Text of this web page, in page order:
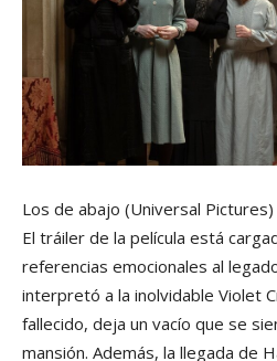
Los de abajo (Universal Pictures)
El tráiler de la película está
referencias emocionales al
interpretó a la inolvidable Violet
fallecido, deja un vacío que se
mansión. Además, la llegada de